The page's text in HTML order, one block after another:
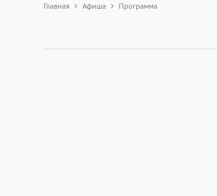
Главная Афиша Программа